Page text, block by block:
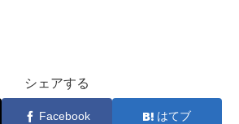
シェアする
Facebook はてブ